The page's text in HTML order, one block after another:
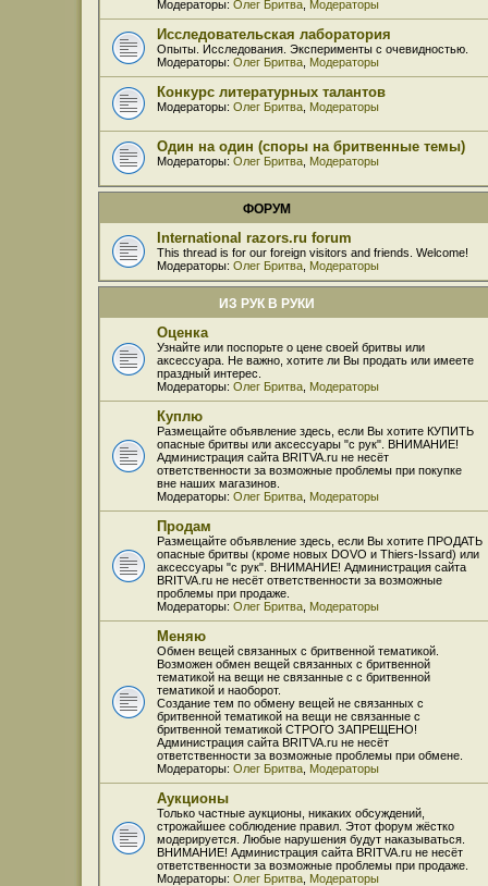
Модераторы: Олег Бритва Модераторы
Исследовательская лаборатория
Опыты. Исследования. Эксперименты с очевидностью.
Модераторы: Олег Бритва Модераторы
Конкурс литературных талантов
Модераторы: Олег Бритва Модераторы
Один на один (споры на бритвенные темы)
Модераторы: Олег Бритва Модераторы
ФОРУМ
International razors.ru forum
This thread is for our foreign visitors and friends. Welcome!
Модераторы: Олег Бритва Модераторы
ИЗ РУК В РУКИ
Оценка
Узнайте или поспорьте о цене своей бритвы или
аксессуара. Не важно, хотите ли Вы продать или имеете
праздный интерес.
Модераторы: Олег Бритва Модераторы
Куплю
Размещайте объявление здесь, если Вы хотите КУПИТЬ
опасные бритвы или аксессуары "с рук". ВНИМАНИЕ!
Администрация сайта BRITVA.ru не несёт
ответственности за возможные проблемы при покупке
вне наших магазинов.
Модераторы: Олег Бритва Модераторы
Продам
Размещайте объявление здесь, если Вы хотите ПРОДАТЬ
опасные бритвы (кроме новых DOVO и Thiers-Issard) или
аксессуары "с рук". ВНИМАНИЕ! Администрация сайта
BRITVA.ru не несёт ответственности за возможные
проблемы при продаже.
Модераторы: Олег Бритва Модераторы
Меняю
Обмен вещей связанных с бритвенной тематикой.
Возможен обмен вещей связанных с бритвенной
тематикой на вещи не связанные с с бритвенной
тематикой и наоборот.
Создание тем по обмену вещей не связанных с
бритвенной тематикой на вещи не связанные с
бритвенной тематикой СТРОГО ЗАПРЕЩЕНО!
Администрация сайта BRITVA.ru не несёт
ответственности за возможные проблемы при обмене.
Модераторы: Олег Бритва Модераторы
Аукционы
Только частные аукционы, никаких обсуждений,
строжайшее соблюдение правил. Этот форум жёстко
модерируется. Любые нарушения будут наказываться.
ВНИМАНИЕ! Администрация сайта BRITVA.ru не несёт
ответственности за возможные проблемы при продаже.
Модераторы: Олег Бритва Модераторы